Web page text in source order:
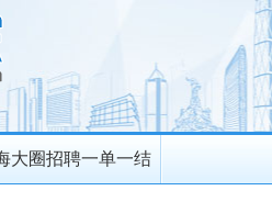
大圈招聘一单一结